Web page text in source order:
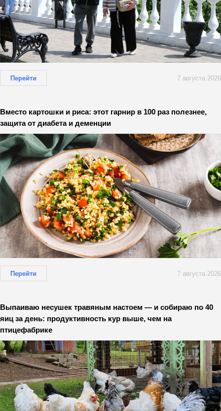
Перейти 7 августа 2026
Вместо картошки и риса: этот гарнир в 100 раз полезнее,
защита от диабета и деменции
Перейти 7 августа 2026
Выпаиваю несушек травяным настоем — и собираю по 40
яиц за день: продуктивность кур выше, чем на
птицефабрике